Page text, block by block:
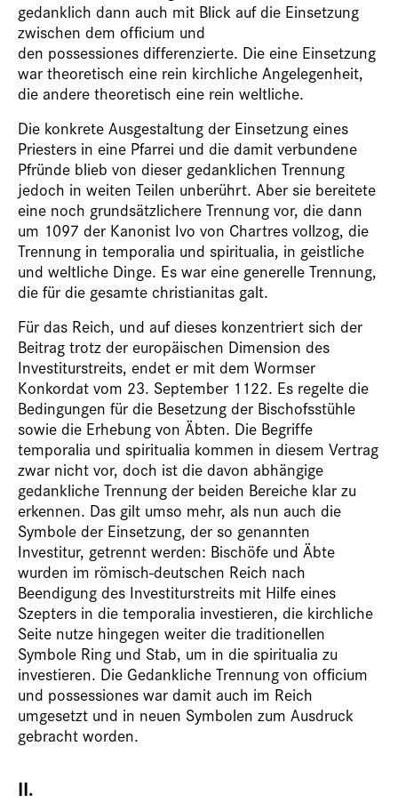
gedanklich dann auch mit Blick auf die Einsetzung
zwischen dem officium und
den possessiones differenzierte. Die eine Einsetzung
war theoretisch eine rein kirchliche Angelegenheit,
die andere theoretisch eine rein weltliche.
Die konkrete Ausgestaltung der Einsetzung eines
Priesters in eine Pfarrei und die damit verbundene
Pfründe blieb von dieser gedanklichen Trennung
jedoch in weiten Teilen unberührt. Aber sie bereitete
eine noch grundsätzlichere Trennung vor, die dann
um 1097 der Kanonist Ivo von Chartres vollzog, die
Trennung in temporalia und spiritualia, in geistliche
und weltliche Dinge. Es war eine generelle Trennung,
die für die gesamte christianitas galt.
Für das Reich, und auf dieses konzentriert sich der
Beitrag trotz der europäischen Dimension des
Investiturstreits, endet er mit dem Wormser
Konkordat vom 23. September 1122. Es regelte die
Bedingungen für die Besetzung der Bischofsstühle
sowie die Erhebung von Äbten. Die Begriffe
temporalia und spiritualia kommen in diesem Vertrag
zwar nicht vor, doch ist die davon abhängige
gedankliche Trennung der beiden Bereiche klar zu
erkennen. Das gilt umso mehr, als nun auch die
Symbole der Einsetzung, der so genannten
Investitur, getrennt werden: Bischöfe und Äbte
wurden im römisch-deutschen Reich nach
Beendigung des Investiturstreits mit Hilfe eines
Szepters in die temporalia investieren, die kirchliche
Seite nutze hingegen weiter die traditionellen
Symbole Ring und Stab, um in die spiritualia zu
investieren. Die Gedankliche Trennung von officium
und possessiones war damit auch im Reich
umgesetzt und in neuen Symbolen zum Ausdruck
gebracht worden.
II.